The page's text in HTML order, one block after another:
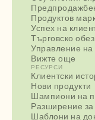
Продуктов
Успех на
Търговско
Управление
Вижте още
РЕСУРСИ
Клиентски
Нови продукти
Шампиони на
Разширение
Шаблони на